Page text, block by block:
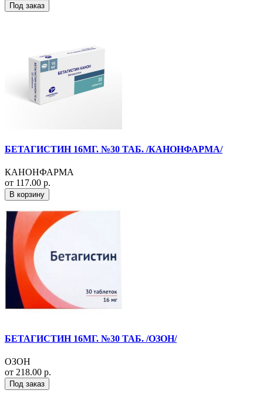
Под заказ
БЕТАГИСТИН 16МГ. №30 ТАБ. /КАНОНФАРМА/
КАНОНФАРМА
от 117.00 р.
В корзину
БЕТАГИСТИН 16МГ. №30 ТАБ. /ОЗОН/
ОЗОН
от 218.00 р.
Под заказ